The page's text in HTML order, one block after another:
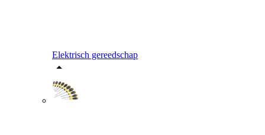
Elektrisch gereedschap